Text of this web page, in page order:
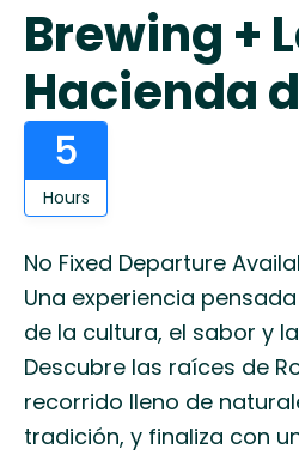
Brewing +
Hacienda
5
Hours
No Fixed Departure
Una experiencia
de la cultura, el sabor y
Descubre las raíces de
recorrido lleno de
tradición, y finaliza con